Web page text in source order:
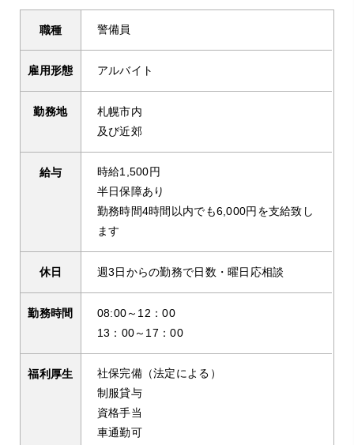
職種 警備員
雇用形態 アルバイト
勤務地
札幌市内
及び近郊
給与
時給1,500円
半日保障あり
勤務時間4時間以内でも6,000円を支給致し
ます
休日 週3日からの勤務で日数・曜日応相談
勤務時間
08:00～12：00
13：00～17：00
福利厚生
社保完備（法定による）
制服貸与
資格手当
車通勤可